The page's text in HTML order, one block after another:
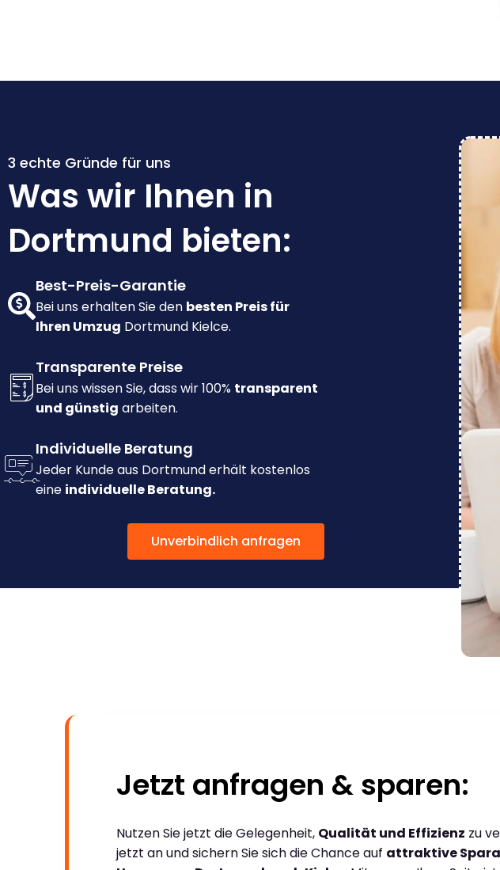
3 echte Gründe für uns
Was wir Ihnen in
Dortmund bieten:
Best-Preis-Garantie
Bei uns erhalten Sie den besten Preis für
Ihren Umzug Dortmund Kielce.
Transparente Preise
Bei uns wissen Sie, dass wir 100% transparent
und günstig arbeiten.
Individuelle Beratung
Jeder Kunde aus Dortmund erhält kostenlos
eine individuelle Beratung.
Unverbindlich anfragen
Jetzt anfragen & sparen:
Nutzen Sie jetzt die Gelegenheit, Qualität und Effizienz zu
jetzt an und sichern Sie sich die Chance auf attraktive